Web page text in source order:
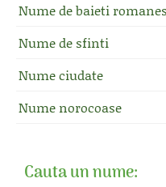
Nume de baieti
Nume de sfinti
Nume ciudate
Nume norocoase
Cauta un nume: